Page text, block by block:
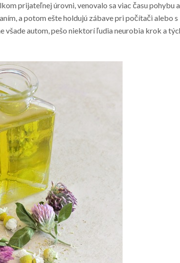
prijateľnej úrovni, venovalo sa viac času pohybu a
a potom ešte holdujú zábave pri počítači alebo s
všade autom, pešo niektorí ľudia neurobia krok a